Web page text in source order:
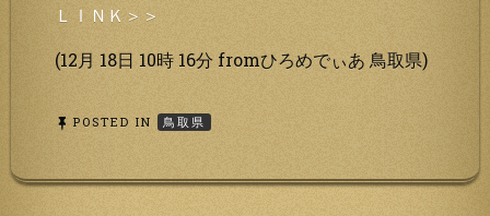
ＬＩＮＫ＞＞
(12月 18日 10時 16分 fromひろめでぃあ 鳥取県)
POSTED IN 鳥取県